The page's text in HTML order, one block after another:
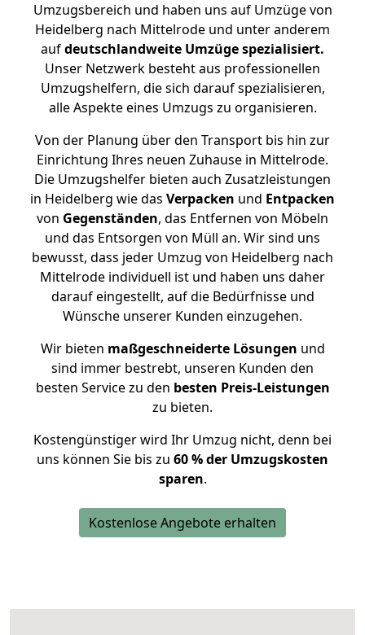
Umzugsbereich und haben uns auf Umzüge von
Heidelberg nach Mittelrode und unter anderem
aufdeutschlandweite Umzüge spezialisiert.
Unser Netzwerk besteht aus professionellen
Umzugshelfern, die sich darauf spezialisieren,
alle Aspekte eines Umzugs zu organisieren.
Von der Planung über den Transport bis hin zur
Einrichtung Ihres neuen Zuhause in Mittelrode.
Die Umzugshelfer bieten auch Zusatzleistungen
in Heidelberg wie das Verpacken und Entpacken
von Gegenständen, das Entfernen von Möbeln
und das Entsorgen von Müll an. Wir sind uns
bewusst, dass jeder Umzug von Heidelberg nach
Mittelrode individuell ist und haben uns daher
darauf eingestellt, auf die Bedürfnisse und
Wünsche unserer Kunden einzugehen.
Wir bieten maßgeschneiderte Lösungen und
sind immer bestrebt, unseren Kunden den
besten Service zu den besten Preis-Leistungen
zu bieten.
Kostengünstiger wird Ihr Umzug nicht, denn bei
uns können Sie bis zu 60 % der Umzugskosten
sparen.
Kostenlose Angebote erhalten